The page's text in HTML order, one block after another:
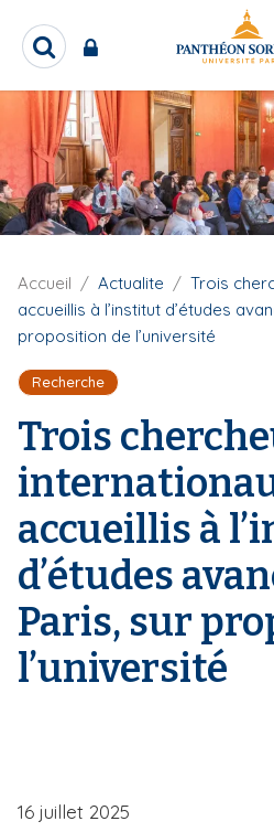
e
c
o
R
c
h
e
r
c
h
e
F
d
A
i
a
n
e
Accueil Actualite
Trois
accueillis à l’institut d’études
proposition de l’université
Recherche
Trois
accueillis à
d’études
Paris, sur
l’université
16 juillet 2025